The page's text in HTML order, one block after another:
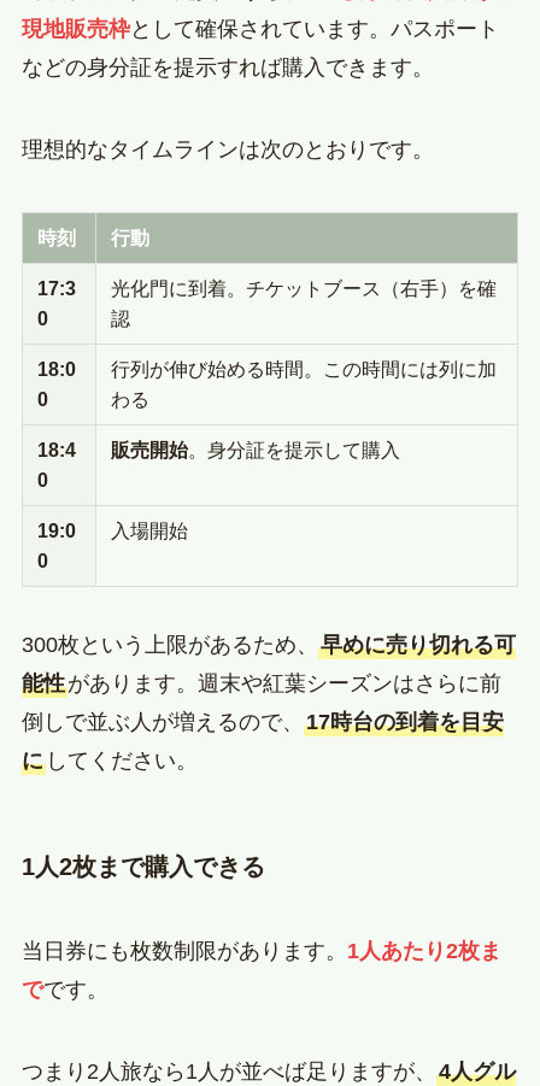
現地販売枠として確保されています。パスポート
などの身分証を提示すれば購入できます。
理想的なタイムラインは次のとおりです。
時刻 行動
17:3
0
光化門に到着。チケットブース（右手）を確
認
18:0
0
行列が伸び始める時間。この時間には列に加
わる
18:4
0
販売開始。身分証を提示して購入
19:0
0
入場開始
300枚という上限があるため、 早めに売り切れる可
能性があります。週末や紅葉シーズンはさらに前
倒しで並ぶ人が増えるので、 17時台の到着を目安
にしてください。
1人2枚まで購入できる
当日券にも枚数制限があります。 1人あたり2枚ま
でです。
つまり2人旅なら1人が並べば足りますが、 4人グル